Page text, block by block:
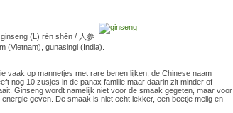
(L) rén shēn / 人参
(Vietnam), gunasingi (India).
vaak op mannetjes met rare benen lijken, de Chinese naam
nog 10 zusjes in de panax familie maar daarin zit minder of
Ginseng wordt namelijk niet voor de smaak gegeten, maar voor
geven. De smaak is niet echt lekker, een beetje melig en